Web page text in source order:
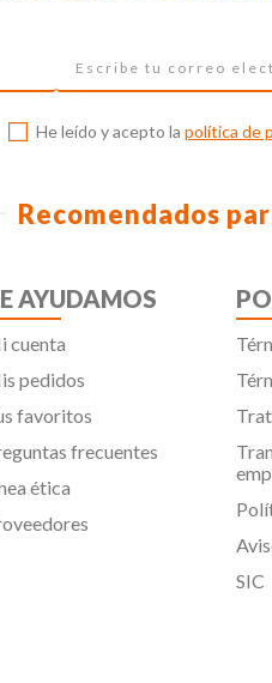
He leído y acepto la política de
Recomendados
AYUDAMOS
cuenta
pedidos
favoritos
frecuentes
ética
SIC